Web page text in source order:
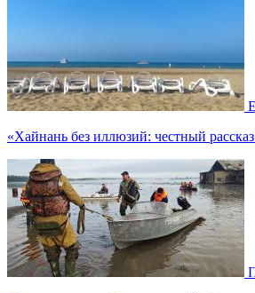
«Хайнань без иллюзий: честный